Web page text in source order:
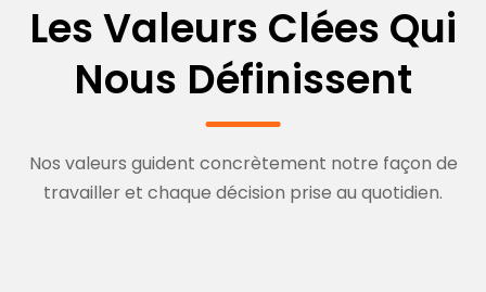
Les Valeurs Clées Qui
Nous Définissent
Nos valeurs guident concrètement notre façon de
travailler et chaque décision prise au quotidien.